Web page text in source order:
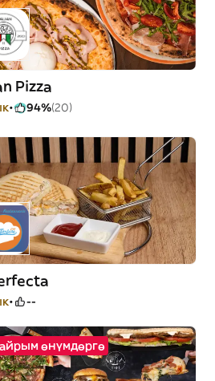
Pizza
94%(20)
--
айрым өнүмдөргө